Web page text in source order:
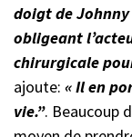
doigt de Johnny
obligeant
chirurgicale
ajoute: « Il en
vie.”. Beaucoup